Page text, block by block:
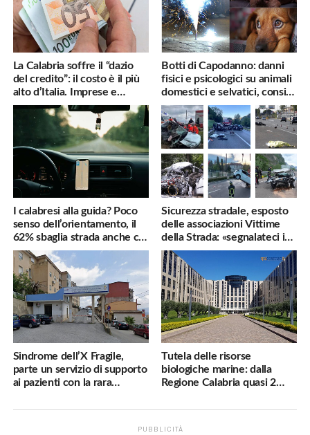
La Calabria soffre il “dazio
del credito”: il costo è il più
alto d’Italia. Imprese e
famiglie penalizzate
Botti di Capodanno: danni
fisici e psicologici su animali
domestici e selvatici, consigli
utili
I calabresi alla guida? Poco
senso dell’orientamento, il
62% sbaglia strada anche col
navigatore
Sicurezza stradale, esposto
delle associazioni Vittime
della Strada: «segnalateci i
pericoli, interverremo
subito»
Sindrome dell’X Fragile,
parte un servizio di supporto
ai pazienti con la rara
Tutela delle risorse
biologiche marine: dalla
Regione Calabria quasi 2
PUBBLICITÀ